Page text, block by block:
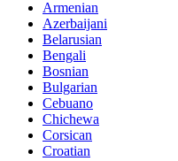
Armenian
Azerbaijani
Belarusian
Bengali
Bosnian
Bulgarian
Cebuano
Chichewa
Corsican
Croatian